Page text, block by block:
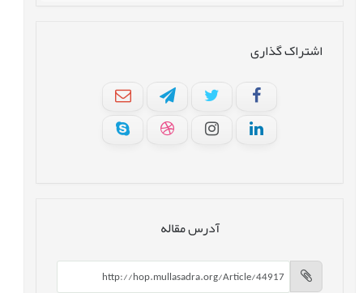
اشتراک گذاری
آدرس مقاله